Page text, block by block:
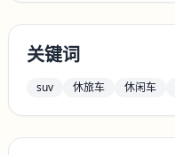
关键词
suv 休旅车 休闲车